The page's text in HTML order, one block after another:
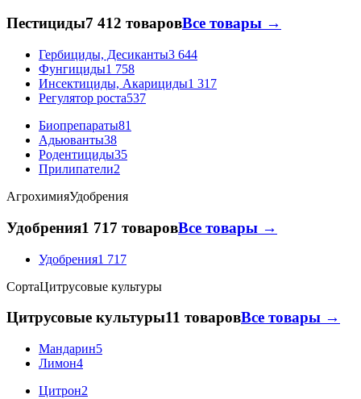
Пестициды7 412 товаровВсе товары →
Гербициды, Десиканты3 644
Фунгициды1 758
Инсектициды, Акарициды1 317
Регулятор роста537
Биопрепараты81
Адьюванты38
Родентициды35
Прилипатели2
АгрохимияУдобрения
Удобрения1 717 товаровВсе товары →
Удобрения1 717
СортаЦитрусовые культуры
Цитрусовые культуры11 товаровВсе товары →
Мандарин5
Лимон4
Цитрон2